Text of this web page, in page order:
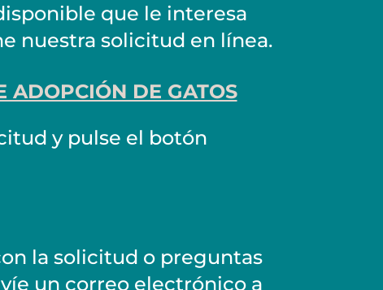
que le interesa
nuestra solicitud en línea.
ADOPCIÓN DE GATOS
y pulse el botón
la solicitud o preguntas
un correo electrónico a